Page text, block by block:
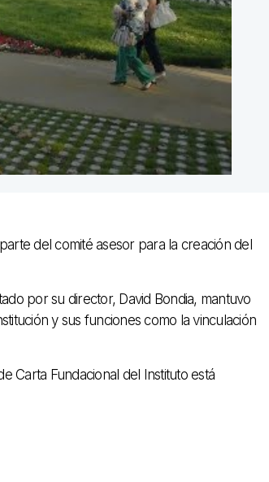
del comité asesor para la creación del
por su director, David Bondia, mantuvo
y sus funciones como la vinculación
Carta Fundacional del Instituto está